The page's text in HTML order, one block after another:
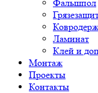
Фальшпол
Ламинат
Клей и
Монтаж
Проекты
Контакты